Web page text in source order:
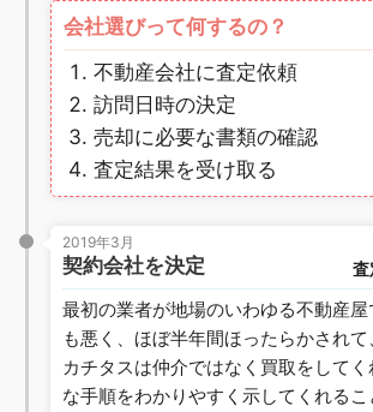
会社選びって何するの？
不動産会社に査定依頼
訪問日時の決定
売却に必要な書類の確認
査定結果を受け取る
2019年3月
契約会社を決定 査
最初の業者が地場のいわゆる不動産
も悪く、ほぼ半年間ほったらかされて
カチタスは仲介ではなく買取をして
な手順をわかりやすく示してくれる